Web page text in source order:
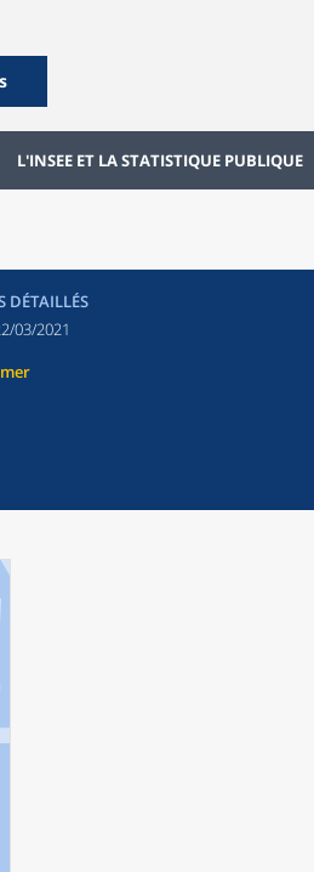
L'INSEE ET LA STATISTIQUE PUBLIQUE
DÉTAILLÉS
03/2021